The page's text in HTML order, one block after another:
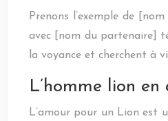
Prenons l’exemple de
avec [nom du partenaire]
la voyance et cherchent à
L’homme lion
L’amour pour un Lion est